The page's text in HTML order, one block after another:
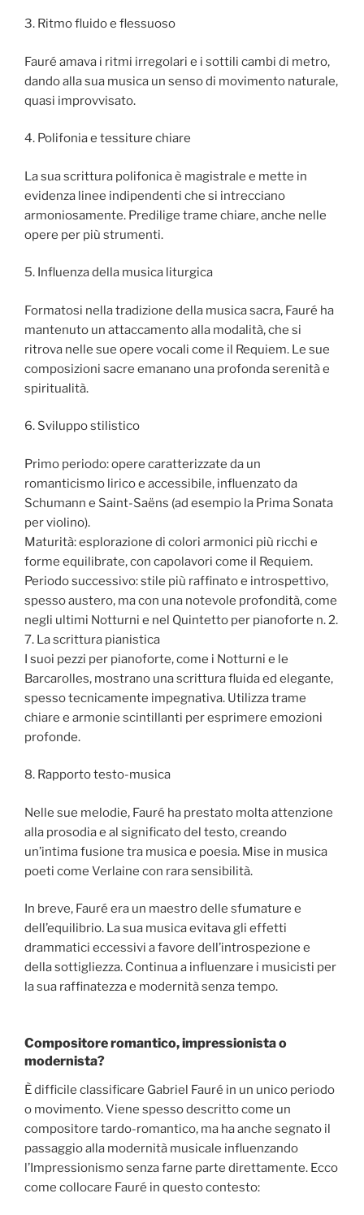
3. Ritmo fluido e flessuoso
Fauré amava i ritmi irregolari e i sottili cambi di metro,
dando alla sua musica un senso di movimento naturale,
quasi improvvisato.
4. Polifonia e tessiture chiare
La sua scrittura polifonica è magistrale e mette in
evidenza linee indipendenti che si intrecciano
armoniosamente. Predilige trame chiare, anche nelle
opere per più strumenti.
5. Influenza della musica liturgica
Formatosi nella tradizione della musica sacra, Fauré ha
mantenuto un attaccamento alla modalità, che si
ritrova nelle sue opere vocali come il Requiem. Le sue
composizioni sacre emanano una profonda serenità e
spiritualità.
6. Sviluppo stilistico
Primo periodo: opere caratterizzate da un
romanticismo lirico e accessibile, influenzato da
Schumann e Saint-Saëns (ad esempio la Prima Sonata
per violino).
Maturità: esplorazione di colori armonici più ricchi e
forme equilibrate, con capolavori come il Requiem.
Periodo successivo: stile più raffinato e introspettivo,
spesso austero, ma con una notevole profondità, come
negli ultimi Notturni e nel Quintetto per pianoforte n. 2.
7. La scrittura pianistica
I suoi pezzi per pianoforte, come i Notturni e le
Barcarolles, mostrano una scrittura fluida ed elegante,
spesso tecnicamente impegnativa. Utilizza trame
chiare e armonie scintillanti per esprimere emozioni
profonde.
8. Rapporto testo-musica
Nelle sue melodie, Fauré ha prestato molta attenzione
alla prosodia e al significato del testo, creando
un’intima fusione tra musica e poesia. Mise in musica
poeti come Verlaine con rara sensibilità.
In breve, Fauré era un maestro delle sfumature e
dell’equilibrio. La sua musica evitava gli effetti
drammatici eccessivi a favore dell’introspezione e
della sottigliezza. Continua a influenzare i musicisti per
la sua raffinatezza e modernità senza tempo.
Compositore romantico, impressionista o
modernista?
È difficile classificare Gabriel Fauré in un unico periodo
o movimento. Viene spesso descritto come un
compositore tardo-romantico, ma ha anche segnato il
passaggio alla modernità musicale influenzando
l’Impressionismo senza farne parte direttamente. Ecco
come collocare Fauré in questo contesto: